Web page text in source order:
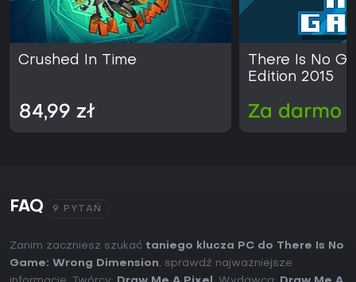
Crushed In Time
84,99 zł
There Is No
Edition 2015
Za darmo
FAQ 9 PYTAŃ
Zanim zaczniesz szukać taniego klucza PC do There Is No
Game: Wrong Dimension, sprawdź najważniejsze